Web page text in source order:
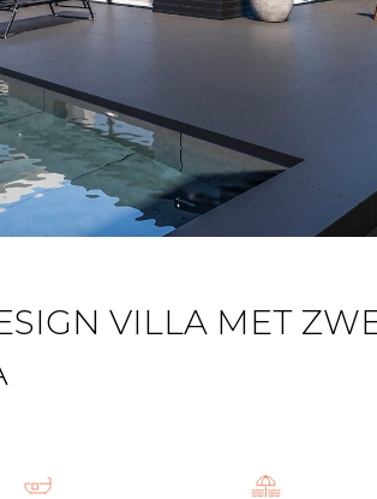
VILLA MET